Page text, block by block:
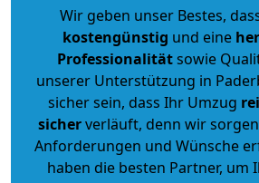
Wir geben unser Bestes,
kostengünstig und eine
Professionalitätsowie
unserer Unterstützung in
sicher sein, dass Ihr Umzug
sicherverläuft, denn wir
Anforderungen und Wünsche
haben die besten Partner, um